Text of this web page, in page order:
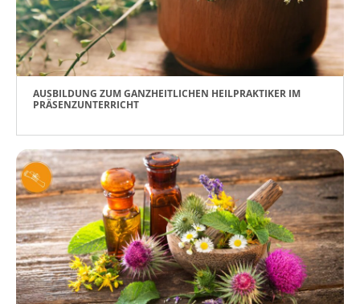
AUSBILDUNG ZUM GANZHEITLICHEN HEILPRAKTIKER IM
PRÄSENZUNTERRICHT